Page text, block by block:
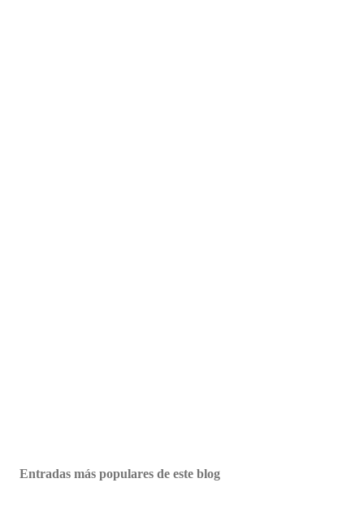
Entradas más populares de este blog